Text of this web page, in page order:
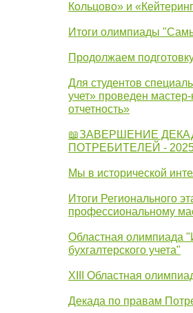
Кольцово» и
Итоги олимпиады
Продолжаем
Для студентов
учет» проведен
отчетность»
📖ЗАВЕРШЕНИЕ
ПОТРЕБИТЕЛЕЙ -
Мы в исторической
Итоги Регионального
профессиональному
Областная олимпиада
бухгалтерского учета"
XIII Областная
Декада по правам